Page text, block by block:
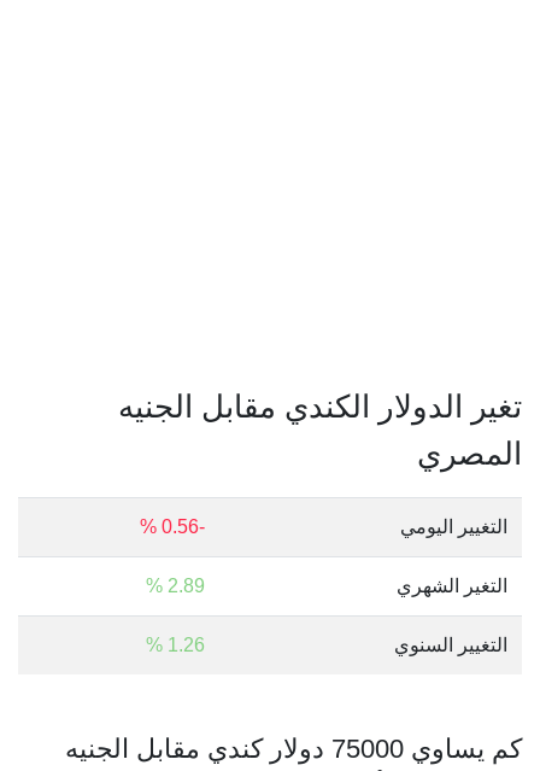
تغير الدولار الكندي مقابل الجنيه
المصري
التغيير اليومي -0.56 %
التغير الشهري 2.89 %
التغيير السنوي 1.26 %
كم يساوي 75000 دولار كندي مقابل الجنيه